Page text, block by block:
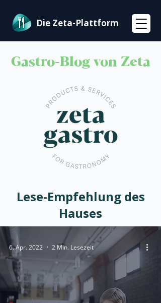
Die Zeta-Plattform
Gastro-Blog von Zeta
Lese-Empfehlung des
Hauses
6. Apr. 2022 2 Min. Lesezeit